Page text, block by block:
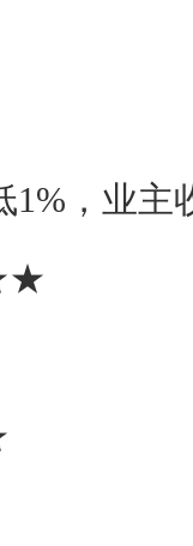
1%，业主